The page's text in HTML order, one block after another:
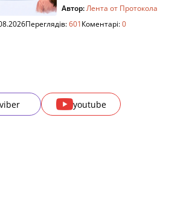
Автор:Лента от Протокола
Переглядів:601Коментарі:0
viber youtube